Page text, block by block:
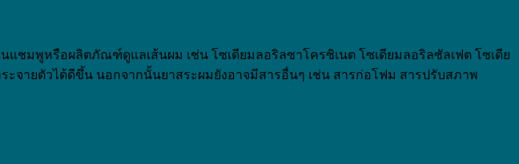
ชมพูหรือผลิตภัณฑ์ดูแลเส้นผม เช่น โซเดียมลอริลซาโครซิเนต โซเดียมลอริลซัลเฟต โซเดีย
จายตัวได้ดีขึ้น นอกจากนั้นยาสระผมยังอาจมีสารอื่นๆ เช่น สารก่อโฟม สารปรับสภาพ